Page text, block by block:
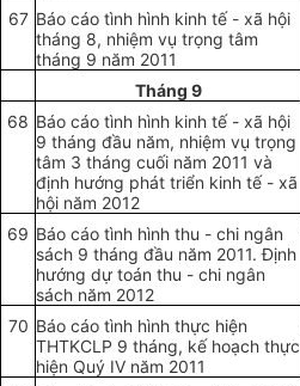
67 Báo cáo tình hình kinh tế - xã hội
tháng 8, nhiệm vụ trọng tâm
tháng 9 năm 2011
Tháng 9
68 Báo cáo tình hình kinh tế - xã hội
9 tháng đầu năm, nhiệm vụ trọng
tâm 3 tháng cuối năm 2011 và
định hướng phát triển kinh tế - xã
hội năm 2012
69 Báo cáo tình hình thu - chi ngân
sách 9 tháng đầu năm 2011. Định
hướng dự toán thu - chi ngân
sách năm 2012
70 Báo cáo tình hình thực hiện
THTKCLP 9 tháng, kế hoạch thực
hiện Quý IV năm 2011